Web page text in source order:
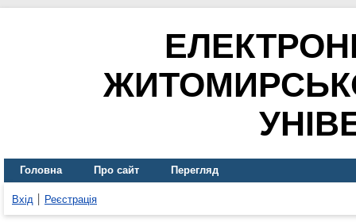
Головна Про сайт Перегляд
Вхід Реєстрація